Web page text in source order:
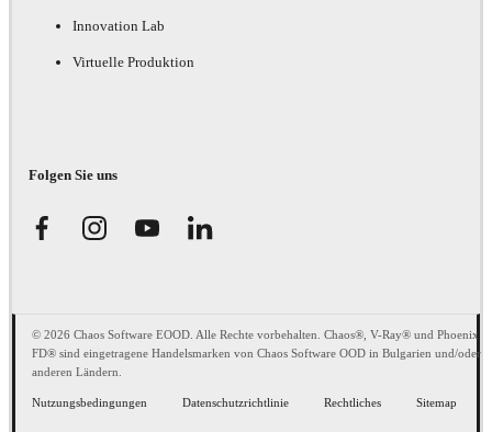
Innovation Lab
Virtuelle Produktion
Folgen Sie uns
© 2026 Chaos Software EOOD. Alle Rechte vorbehalten. Chaos®, V-Ray® und Phoenix
FD® sind eingetragene Handelsmarken von Chaos Software OOD in Bulgarien und/oder
anderen Ländern.
Nutzungsbedingungen Datenschutzrichtlinie Rechtliches Sitemap